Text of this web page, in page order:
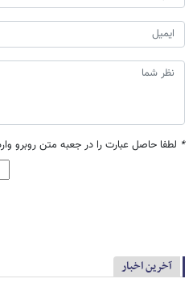
* لطفا حاصل عبارت را در جعبه متن روبرو
آخرین اخبار